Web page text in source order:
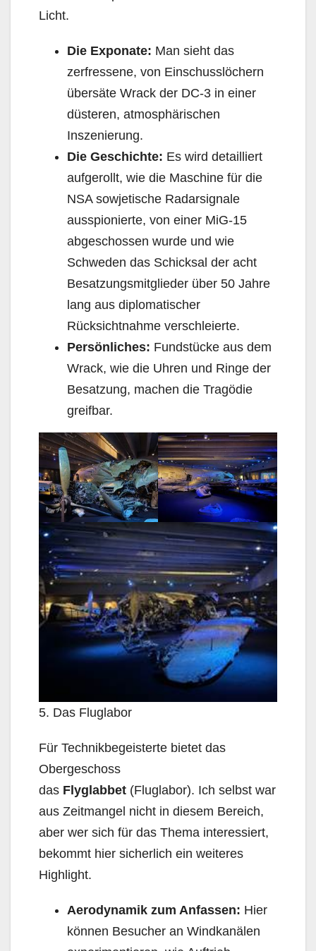
Licht.
Die Exponate: Man sieht das
zerfressene, von Einschusslöchern
übersäte Wrack der DC-3 in einer
düsteren, atmosphärischen
Inszenierung.
Die Geschichte: Es wird detailliert
aufgerollt, wie die Maschine für die
NSA sowjetische Radarsignale
ausspionierte, von einer MiG-15
abgeschossen wurde und wie
Schweden das Schicksal der acht
Besatzungsmitglieder über 50 Jahre
lang aus diplomatischer
Rücksichtnahme verschleierte.
Persönliches: Fundstücke aus dem
Wrack, wie die Uhren und Ringe der
Besatzung, machen die Tragödie
greifbar.
5. Das Fluglabor
Für Technikbegeisterte bietet das
Obergeschoss
das Flyglabbet (Fluglabor). Ich selbst war
aus Zeitmangel nicht in diesem Bereich,
aber wer sich für das Thema interessiert,
bekommt hier sicherlich ein weiteres
Highlight.
Aerodynamik zum Anfassen: Hier
können Besucher an Windkanälen